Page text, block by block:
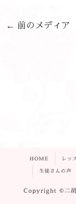
← 前のメディア
HOME レッ
生徒さんの声
Copyright ©二